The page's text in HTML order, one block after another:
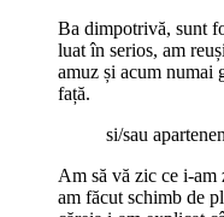
Ba dimpotrivă, sunt
luat în serios, am
amuz și acum numai
față.
si/sau
Am să vă zic ce i-am
am făcut schimb de